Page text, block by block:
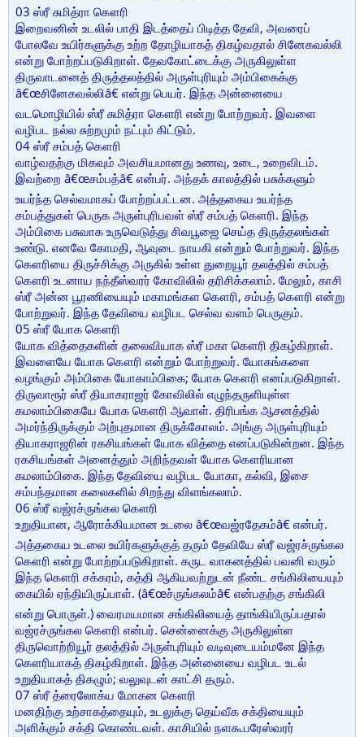
03 ஸ்ரீ சுமித்ரா கௌரி
இறைவனின் உடலில் பாதி இடத்தைப் பிடித்த தேவி, அவரைப்
போலவே உயிர்களுக்கு உற்ற தோழியாகத் திகழ்வதால் சினேகவல்லி
என்று போற்றப்படுகிறாள். தேவகோட்டைக்கு அருகிலுள்ள
திருவாடனைத் திருத்தலத்தில் அருள்புரியும் அம்பிகைக்கு
â€œசினேகவல்லிâ€ என்று பெயர். இந்த அன்னையை
வடமொழியில் ஸ்ரீ சுமித்ரா கௌரி என்று போற்றுவர். இவளை
வழிபட நல்ல சுற்றமும் நட்பும் கிட்டும்.
04 ஸ்ரீ சம்பத் கௌரி
வாழ்வதற்கு மிகவும் அவசியமானது உணவு, உடை, உறைவிடம்.
இவற்றை â€œசம்பத்â€ என்பர். அந்தக் காலத்தில் பசுக்களும்
உயர்ந்த செல்வமாகப் போற்றப்பட்டன. அத்தகைய உயர்ந்த
சம்பத்துகள் பெருக அருள்புரிபவள் ஸ்ரீ சம்பத் கௌரி. இந்த
அம்பிகை பசுவாக உருவெடுத்து சிவபூஜை செய்த திருத்தலங்கள்
உண்டு. எனவே கோமதி, ஆவுடை நாயகி என்றும் போற்றுவர். இந்த
கௌரியை திருச்சிக்கு அருகில் உள்ள துறையூர் தலத்தில் சம்பத்
கௌரி உடனாய நந்தீஸ்வரர் கோவிலில் தரிசிக்கலாம். மேலும், காசி
ஸ்ரீ அன்ன பூரணியையும் மகாமங்கள கௌரி, சம்பத் கௌரி என்று
போற்றுவர். இந்த தேவியை வழிபட செல்வ வளம் பெருகும்.
05 ஸ்ரீ யோக கௌரி
யோக வித்தைகளின் தலைவியாக ஸ்ரீ மகா கௌரி திகழ்கிறாள்.
இவளையே யோக கௌரி என்றும் போற்றுவர். யோகங்களை
வழங்கும் அம்பிகை யோகாம்பிகை; யோக கௌரி எனப்படுகிறாள்.
திருவாரூர் ஸ்ரீ தியாகராஜர் கோவிலில் எழுந்தருளியுள்ள
கமலாம்பிகையே யோக கௌரி ஆவாள். திரிபங்க ஆசனத்தில்
அமர்ந்திருக்கும் அற்புதமான திருக்கோலம். அங்கு அருள்புரியும்
தியாகராஜரின் ரகசியங்கள் யோக வித்தை எனப்படுகின்றன. இந்த
ரகசியங்கள் அனைத்தும் அறிந்தவள் யோக கௌரியான
கமலாம்பிகை. இந்த தேவியை வழிபட யோகா, கல்வி, இசை
சம்பந்தமான கலைகளில் சிறந்து விளங்கலாம்.
06 ஸ்ரீ வஜ்ரச்ருங்கல கௌரி
உறுதியான, ஆரோக்கியமான உடலை â€œவஜ்ரதேகம்â€ என்பர்.
அத்தகைய உடலை உயிர்களுக்குத் தரும் தேவியே ஸ்ரீ வஜ்ரச்ருங்கல
கௌரி என்று போற்றப்படுகிறாள். கருட வாகனத்தில் பவனி வரும்
இந்த கௌரி சக்கரம், கத்தி ஆகியவற்றுடன் நீண்ட சங்கிலியையும்
கையில் ஏந்தியிருப்பாள். (â€œச்ருங்கலம்â€ என்பதற்கு சங்கிலி
என்று பொருள்.) வைரமயமான சங்கிலியைத் தாங்கியிருப்பதால்
வஜ்ரச்ருங்கல கௌரி என்பர். சென்னைக்கு அருகிலுள்ள
திருவொற்றியூர் தலத்தில் அருள்புரியும் வடிவுடையம்மனே இந்த
கௌரியாகத் திகழ்கிறாள். இந்த அன்னையை வழிபட உடல்
உறுதியாகத் திகழும்; வலுவுடன் காட்சி தரும்.
07 ஸ்ரீ த்ரைலோக்ய மோகன கௌரி
மனதிற்கு உற்சாகத்தையும், உடலுக்கு தெய்வீக சக்தியையும்
அளிக்கும் சக்தி கொண்டவள். காசியில் நளகூபரேஸ்வரர்